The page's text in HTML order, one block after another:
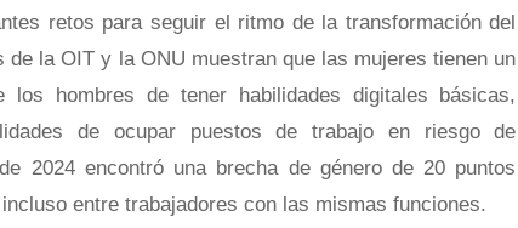
retos para seguir el ritmo de la transformación del
la OIT y la ONU muestran que las mujeres tienen un
los hombres de tener habilidades digitales básicas,
de ocupar puestos de trabajo en riesgo de
2024 encontró una brecha de género de 20 puntos
entre trabajadores con las mismas funciones.